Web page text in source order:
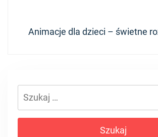
Next
Animacje dla dzieci – świetne
Szukaj: